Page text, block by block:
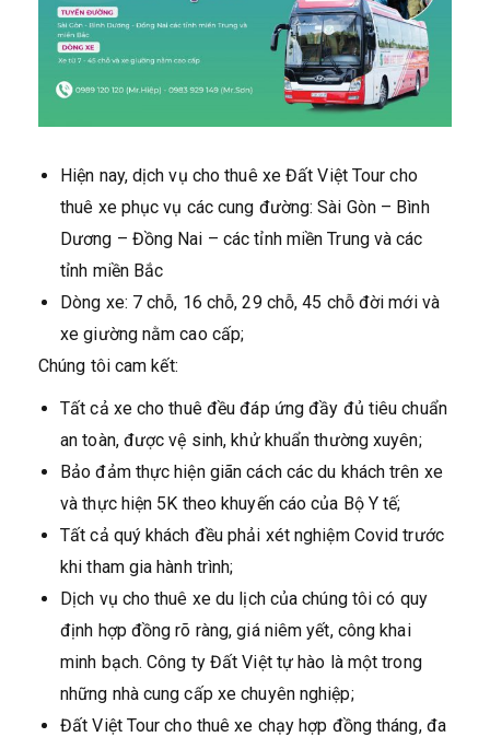
Hiện nay, dịch vụ cho thuê xe Đất Việt Tour cho
thuê xe phục vụ các cung đường: Sài Gòn – Bình
Dương – Đồng Nai – các tỉnh miền Trung và các
tỉnh miền Bắc
Dòng xe: 7 chỗ, 16 chỗ, 29 chỗ, 45 chỗ đời mới và
xe giường nằm cao cấp;
Chúng tôi cam kết:
Tất cả xe cho thuê đều đáp ứng đầy đủ tiêu chuẩn
an toàn, được vệ sinh, khử khuẩn thường xuyên;
Bảo đảm thực hiện giãn cách các du khách trên xe
và thực hiện 5K theo khuyến cáo của Bộ Y tế;
Tất cả quý khách đều phải xét nghiệm Covid trước
khi tham gia hành trình;
Dịch vụ cho thuê xe du lịch của chúng tôi có quy
định hợp đồng rõ ràng, giá niêm yết, công khai
minh bạch. Công ty Đất Việt tự hào là một trong
những nhà cung cấp xe chuyên nghiệp;
Đất Việt Tour cho thuê xe chạy hợp đồng tháng, đa